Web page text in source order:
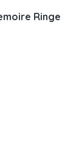
Ringe